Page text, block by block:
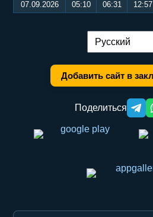
07.09.2026
05:10 06:31 12:57
Переключение
Добавить сайт в
Поделиться